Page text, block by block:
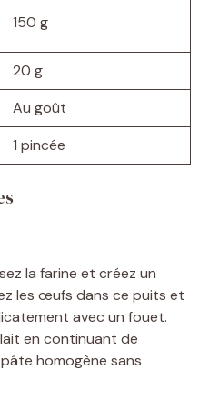
150 g
20 g
Au goût
1 pincée
la farine et créez un
les œufs dans ce puits et
avec un fouet.
en continuant de
homogène sans